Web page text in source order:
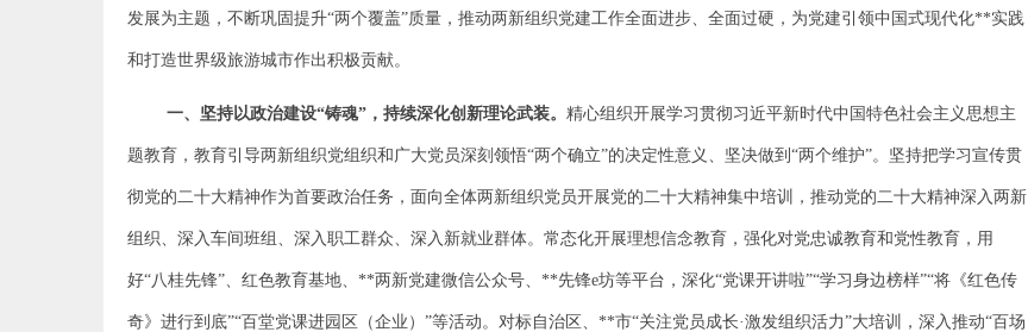
发展为主题，不断巩固提升“两个覆盖”质量，推动两新组织党建工作全面进步、全面过硬，为党建引领中国式现代化**实践
和打造世界级旅游城市作出积极贡献。
一、坚持以政治建设“铸魂”，持续深化创新理论武装。 精心组织开展学习贯彻习近平新时代中国特色社会主义思想主
题教育，教育引导两新组织党组织和广大党员深刻领悟“两个确立”的决定性意义、坚决做到“两个维护”。坚持把学习宣传贯
彻党的二十大精神作为首要政治任务，面向全体两新组织党员开展党的二十大精神集中培训，推动党的二十大精神深入两新
组织、深入车间班组、深入职工群众、深入新就业群体。常态化开展理想信念教育，强化对党忠诚教育和党性教育，用
好“八桂先锋”、红色教育基地、**两新党建微信公众号、**先锋e坊等平台，深化“党课开讲啦”“学习身边榜样”“将《红色传
奇》进行到底”“百堂党课进园区（企业）”等活动。对标自治区、**市“关注党员成长·激发组织活力”大培训，深入推动“百场